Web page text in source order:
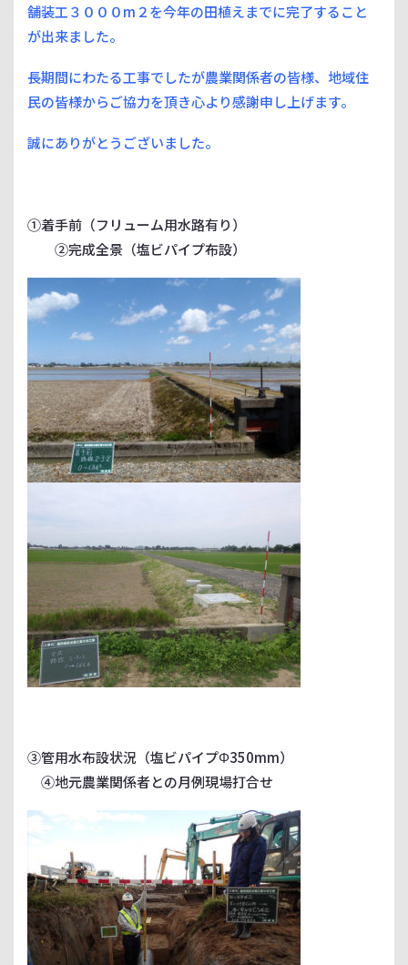
舗装工３０００m２を今年の田植えまでに完了すること
が出来ました。
長期間にわたる工事でしたが農業関係者の皆様、地域住
民の皆様からご協力を頂き心より感謝申し上げます。
誠にありがとうございました。
①着手前（フリューム用水路有り）
②完成全景（塩ビパイプ布設）
③管用水布設状況（塩ビパイプΦ350mm）
④地元農業関係者との月例現場打合せ